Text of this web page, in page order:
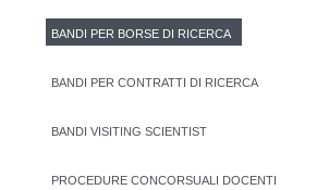
BANDI PER BORSE DI RICERCA
BANDI PER CONTRATTI DI RICERCA
BANDI VISITING SCIENTIST
PROCEDURE CONCORSUALI DOCENTI